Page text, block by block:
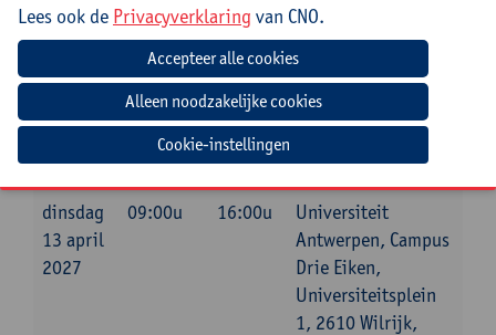
Jouw bijdrage: 138 EUR.
Inlichtingen bij: Marie-Christina Leon, 03 265 14 22,
marie-christina.leon@uantwerpen.be
Datum Beginuur Einduur
Locatie
dinsdag
13 april
2027
09:00u 16:00u
Universiteit
Antwerpen, Campus
Drie Eiken,
Universiteitsplein
1, 2610 Wilrijk,
Lees ook de Privacyverklaring van CNO.
Cookie-instellingen